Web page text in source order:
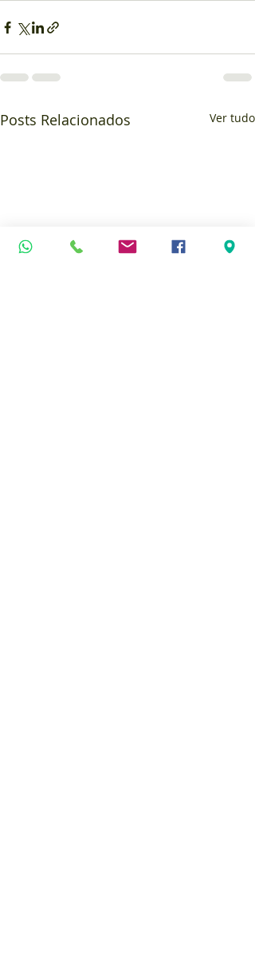
Posts Relacionados Ver tudo